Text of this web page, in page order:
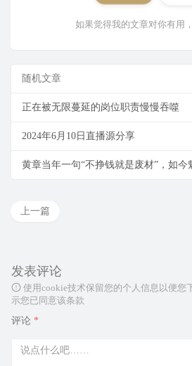
如果觉得我的文章对你有用
随机文章
正在被无限蔓延的岗位职责慢慢吞噬
2024年6月10日直播源分享
上一篇
发表评论
使用cookie技术保留您的个人信息以便您
示您已同意该条款
评论 *